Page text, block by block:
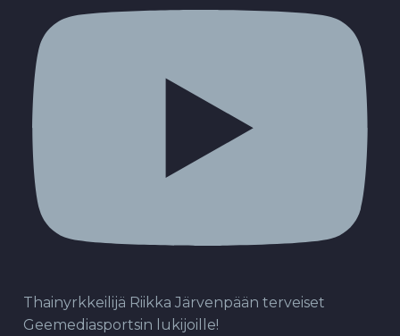
Thainyrkkeilijä Riikka Järvenpään terveiset
Geemediasportsin lukijoille!